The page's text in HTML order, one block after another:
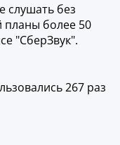
слушать без
планы более 50
"СберЗвук".
267 раз